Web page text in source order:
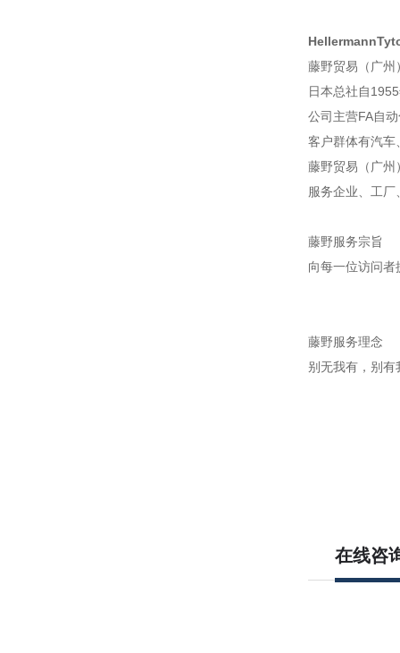
藤野贸易（广州
日本总社自
公司主营FA自
客户群体有汽车
藤野贸易（广州
服务企业、工
藤野服务宗旨
向每一位访问
藤野服务理念
别无我有，别
在线咨